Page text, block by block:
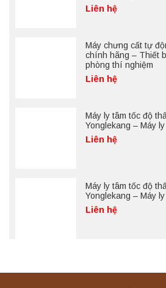
Liên hệ
Máy chưng cất tự
chính hãng – Thiết
phòng thí nghiệm
Liên hệ
Máy ly tâm tốc độ
Yonglekang – Máy
Liên hệ
Máy ly tâm tốc độ
Yonglekang – Máy
Liên hệ